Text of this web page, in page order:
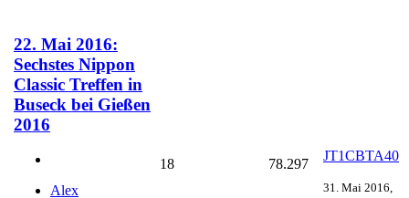
22. Mai 2016:
Sechstes Nippon
Classic Treffen in
Buseck bei Gießen
2016
Alex
18 78.297
JT1CBTA40
31. Mai 2016,